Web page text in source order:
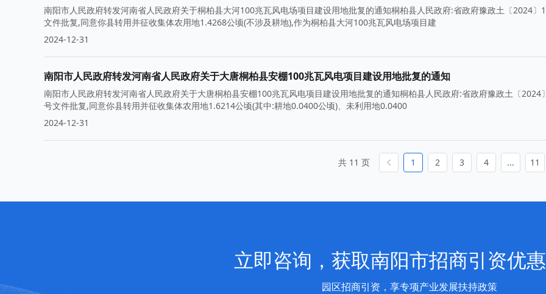
南阳市人民政府转发河南省人民政府关于桐柏县大河100兆瓦风电场项目建设用地批复的通知桐柏县人民政府:省政府豫政土〔2024〕
文件批复,同意你县转用并征收集体农用地1.4268公顷(不涉及耕地),作为桐柏县大河100兆瓦风电场项目建
2024-12-31
南阳市人民政府转发河南省人民政府关于大唐桐柏县安棚100兆瓦风电项目建设用地批复的通知
南阳市人民政府转发河南省人民政府关于大唐桐柏县安棚100兆瓦风电项目建设用地批复的通知桐柏县人民政府:省政府豫政土〔2024
号文件批复,同意你县转用并征收集体农用地1.6214公顷(其中:耕地0.0400公顷)、未利用地0.0400
2024-12-31
共 11 页 1 2 3 4 ... 11
立即咨询，获取南阳市招商引资优
园区招商引资，享专项产业发展扶持政策